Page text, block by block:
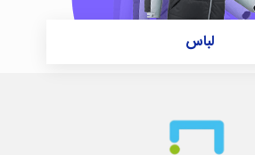
لباس